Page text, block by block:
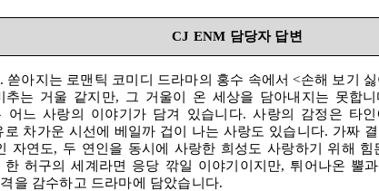
CJ ENM 담당자 답변
. 쏟아지는 로맨틱 코미디 드라마의 홍수 속에서<손해 보기 싫
추는 거울 같지만, 그 거울이 온 세상을 담아내지는 못합니
어느 사랑의 이야기가 담겨 있습니다.사랑의 감정은 타
로 차가운 시선에 베일까 겁이 나는 사랑도 있습니다. 가짜
자연도, 두 연인을 동시에 사랑한 희성도 사랑하기 위해
허구의 세계라면 응당 깎일 이야기이지만, 튀어나온 뿔
을 감수하고 드라마에 담았습니다.